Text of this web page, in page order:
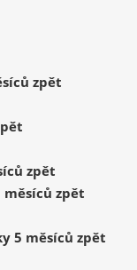
zpět
zpět
měsíců zpět
5 měsíců zpět